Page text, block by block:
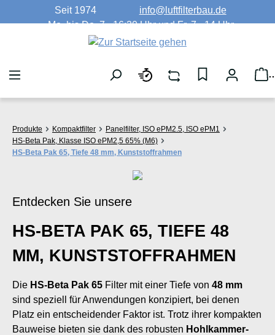
Zum Hauptinhalt springen
Seit 1974
info@luftfilterbau.de
Mo. bis Do. 7 - 16:30 Uhr und Fr. 7 - 14 Uhr
Produkte Kompaktfilter
Panelfilter, ISO ePM2.5, ISO ePM1
HS-Beta Pak, Klasse ISO ePM2,5 65% (M6)
HS-Beta Pak 65, Tiefe 48 mm, Kunststoffrahmen
Entdecken Sie unsere
HS-BETA PAK 65, TIEFE 48
MM, KUNSTSTOFFRAHMEN
Die HS-Beta Pak 65 Filter mit einer Tiefe von 48 mm
sind speziell für Anwendungen konzipiert, bei denen
Platz ein entscheidender Faktor ist. Trotz ihrer kompakten
Bauweise bieten sie dank des robusten Hohlkammer-